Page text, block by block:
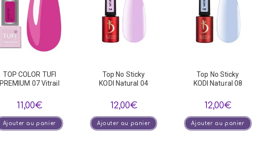
TOP COLOR TUFI
PREMIUM 07 Vitrail
11,00€
Ajouter au panier
Top No Sticky
KODI Natural 04
12,00€
Ajouter au panier
Top No Sticky
KODI Natural 08
12,00€
Ajouter au panier